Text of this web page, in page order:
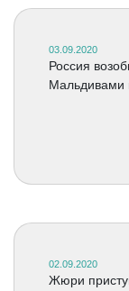
03.09.2020
Россия
02.09.2020
Жюри